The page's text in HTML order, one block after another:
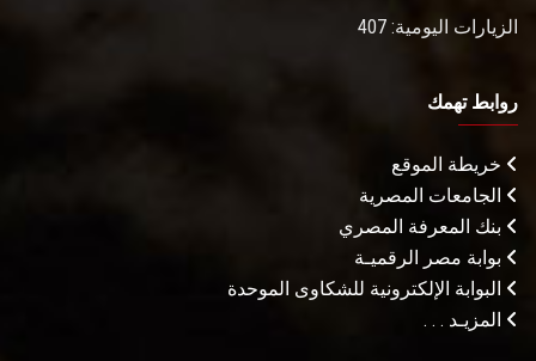
الزيارات اليومية: 407
روابط تهمك
خريطة الموقع
الجامعات المصرية
بنك المعرفة المصري
بوابة مصر الرقميـة
البوابة الإلكترونية للشكاوى الموحدة
المزيـد . . .